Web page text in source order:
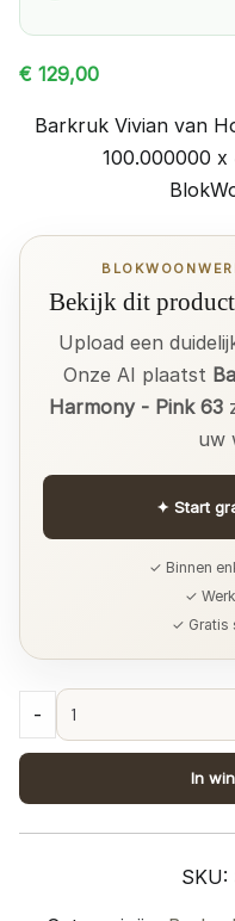
€ 129,00
Barkruk Vivian van
100.000000 x
Bekijk dit
Upload een
Onze AI plaatst
Harmony - Pink 63
uw
✦ Start
✓ Binnen
✓
✓ Gratis
Pink
-
In
SKU: